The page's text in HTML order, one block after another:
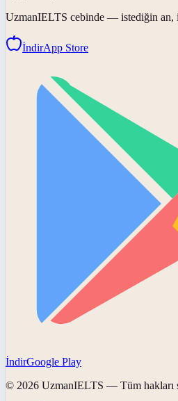
UzmanIELTS cebinde — istediğin an,
İndirApp Store
İndirGoogle Play
© 2026 UzmanIELTS — Tüm hakları